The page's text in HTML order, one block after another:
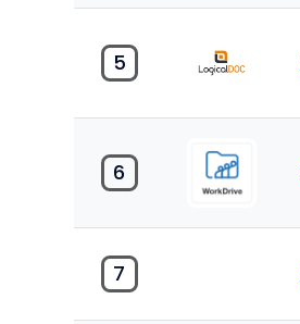
5
6
7